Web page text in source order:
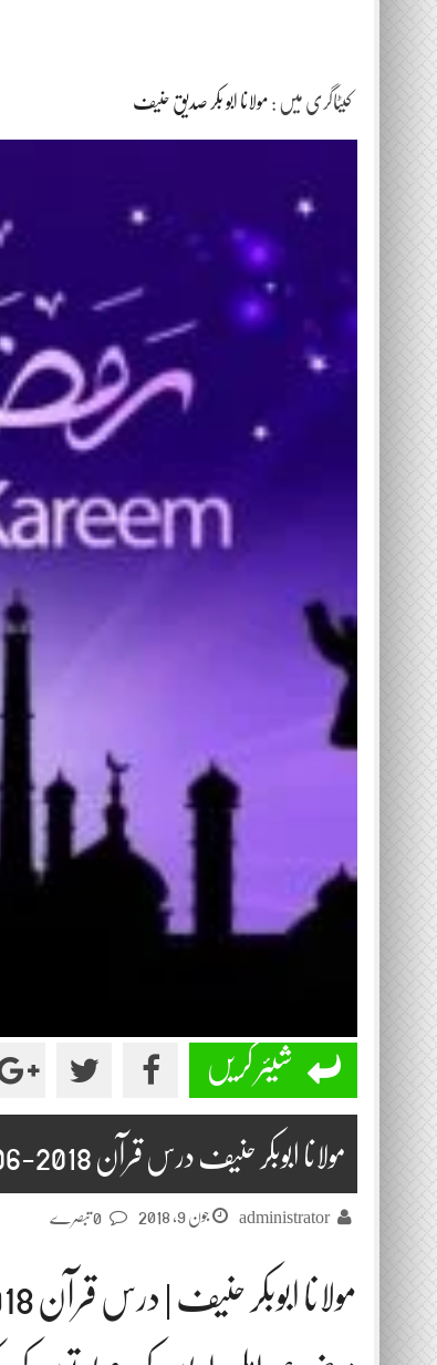
کیٹاگری میں : مولانا ابو بکر صدیق حنیف
شیئر کریں
مولانا ابوبکر حنیف درس قرآن 2018-06-09
administrator جون 9, 2018
مولانا ابوبکر حنیف | درس قرآن 2018-06-09